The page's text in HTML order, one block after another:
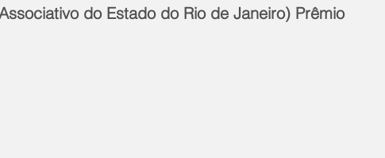
do Estado do Rio de Janeiro) Prêmio